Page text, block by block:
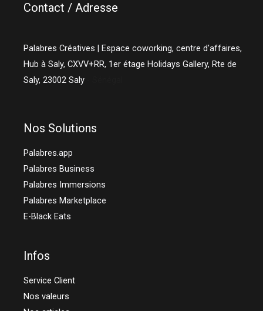
Contact / Adresse
Palabres Créatives | Espace coworking, centre d'affaires,
Hub à Saly, CXVV+RR, 1er étage Holidays Gallery, Rte de
Saly,23002 Saly
Nos Solutions
Palabres.app
Palabres Business
Palabres Immersions
Palabres Marketplace
E-Black Eats
Infos
Service Client
Nos valeurs